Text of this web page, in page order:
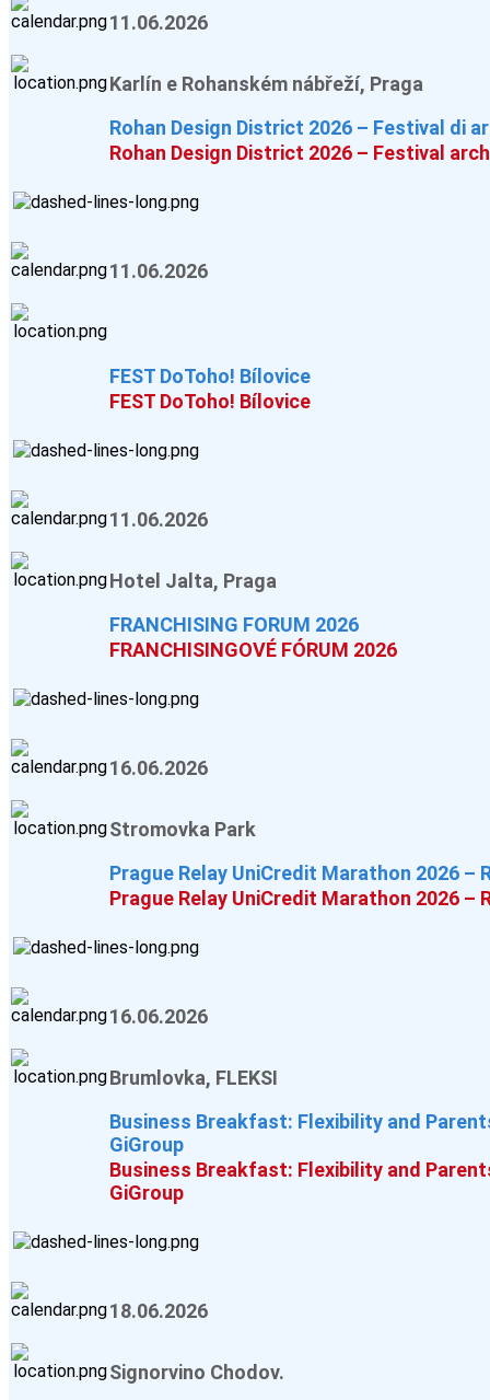
11.06.2026
Karlín e Rohanském nábřeží, Praga
Rohan Design District 2026 – Festival di
Rohan Design District 2026 – Festival
11.06.2026
FEST DoToho! Bílovice
FEST DoToho! Bílovice
11.06.2026
Hotel Jalta, Praga
FRANCHISING FORUM 2026
FRANCHISINGOVÉ FÓRUM 2026
16.06.2026
Stromovka Park
Prague Relay UniCredit Marathon 2026 –
Prague Relay UniCredit Marathon 2026 –
16.06.2026
Brumlovka, FLEKSI
Business Breakfast: Flexibility and
GiGroup
Business Breakfast: Flexibility and
GiGroup
18.06.2026
Signorvino Chodov.